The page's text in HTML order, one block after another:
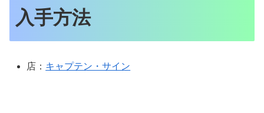
入手方法
店： キャプテン・サイン